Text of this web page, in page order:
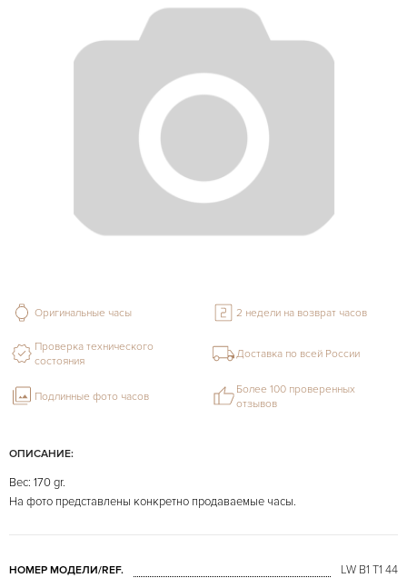
ОПИСАНИЕ:
Вес: 170 gr.
На фото представлены конкретно продаваемые часы.
НОМЕР МОДЕЛИ/REF. LW B1 T1 44
Оригинальные часы 2 недели на возврат часов
Проверка технического
состояния
Доставка по всей России
Подлинные фото часов
Более 100 проверенных
отзывов